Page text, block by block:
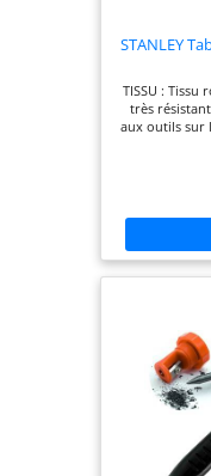
STANLEY
TISSU : Tissu
très résistant
aux outils sur
: Boucle
multiples
des poches
POUR